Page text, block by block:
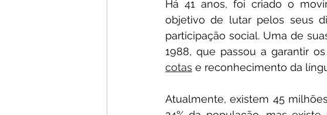
Há 41 anos, foi criado o
objetivo de lutar pelos seus
participação social. Uma de
1988, que passou a garantir
cotas e reconhecimento da
Atualmente, existem 45